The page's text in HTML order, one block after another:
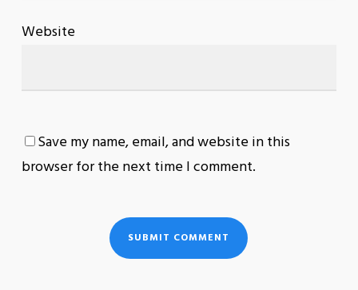
Website
Save my name, email, and website in this
browser for the next time I comment.